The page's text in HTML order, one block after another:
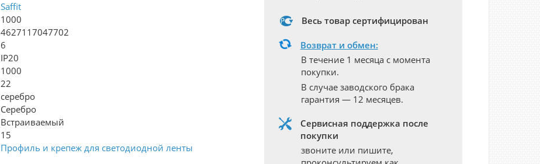
Весь товар сертифицирован
Возврат и обмен:
В течение 1 месяца с момента
покупки.
В случае заводского брака
гарантия — 12 месяцев.
Сервисная поддержка после
покупки
звоните или пишите,
Saffit
1000
4627117047702
6
IP20
1000
22
серебро
Серебро
Встраиваемый
15
Профиль и крепеж для светодиодной ленты